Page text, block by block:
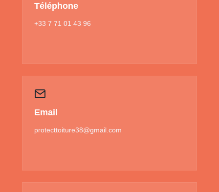
Téléphone
+33 7 71 01 43 96
Email
protecttoiture38@gmail.com